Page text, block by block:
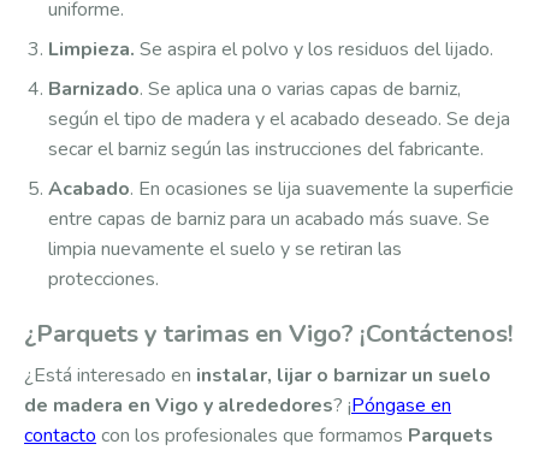
uniforme.
Limpieza. Se aspira el polvo y los residuos del lijado.
Barnizado. Se aplica una o varias capas de barniz,
según el tipo de madera y el acabado deseado. Se deja
secar el barniz según las instrucciones del fabricante.
Acabado. En ocasiones se lija suavemente la superficie
entre capas de barniz para un acabado más suave. Se
limpia nuevamente el suelo y se retiran las
protecciones.
¿Parquets y tarimas en Vigo? ¡Contáctenos!
¿Está interesado en instalar, lijar o barnizar un suelo
de madera en Vigo y alrededores? ¡Póngase en
contacto con los profesionales que formamos Parquets